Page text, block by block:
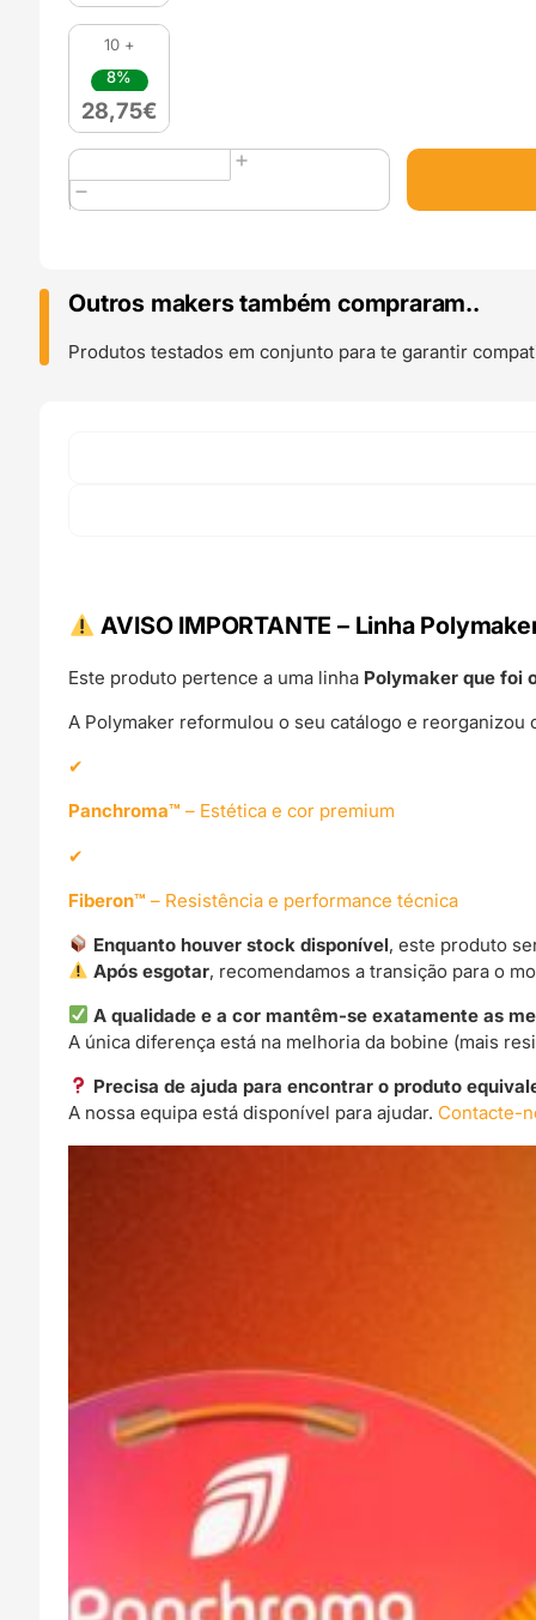
10 +
8%
28,75€
Quantidade
de
PolyLite
Glow
In
The
ANTIGA
(Consultar
Outros makers também compraram..
Produtos testados em conjunto para te garantir
AVISO IMPORTANTE – Linha
Este produto pertence a uma linha Polymaker que foi
A Polymaker reformulou o seu catálogo e reorganizou
Panchroma™ – Estética e cor premium
Fiberon™ – Resistência e performance técnica
Enquanto houver stock disponível, este produto
Após esgotar, recomendamos a transição para o
A qualidade e a cor mantêm-se exatamente as
A única diferença está na melhoria da bobine (mais
Precisa de ajuda para encontrar o produto
A nossa equipa está disponível para ajudar.Contacte-